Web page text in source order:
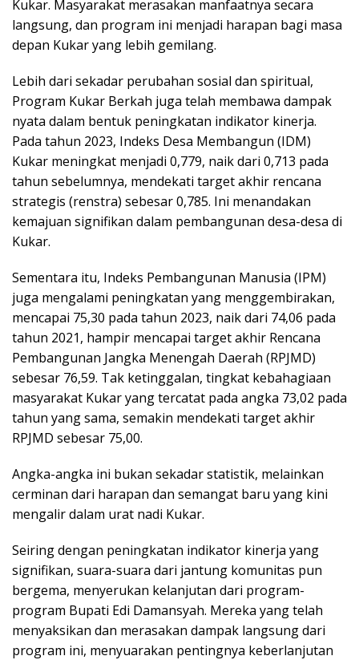
Kukar. Masyarakat merasakan manfaatnya secara
langsung, dan program ini menjadi harapan bagi masa
depan Kukar yang lebih gemilang.
Lebih dari sekadar perubahan sosial dan spiritual,
Program Kukar Berkah juga telah membawa dampak
nyata dalam bentuk peningkatan indikator kinerja.
Pada tahun 2023, Indeks Desa Membangun (IDM)
Kukar meningkat menjadi 0,779, naik dari 0,713 pada
tahun sebelumnya, mendekati target akhir rencana
strategis (renstra) sebesar 0,785. Ini menandakan
kemajuan signifikan dalam pembangunan desa-desa di
Kukar.
Sementara itu, Indeks Pembangunan Manusia (IPM)
juga mengalami peningkatan yang menggembirakan,
mencapai 75,30 pada tahun 2023, naik dari 74,06 pada
tahun 2021, hampir mencapai target akhir Rencana
Pembangunan Jangka Menengah Daerah (RPJMD)
sebesar 76,59. Tak ketinggalan, tingkat kebahagiaan
masyarakat Kukar yang tercatat pada angka 73,02 pada
tahun yang sama, semakin mendekati target akhir
RPJMD sebesar 75,00.
Angka-angka ini bukan sekadar statistik, melainkan
cerminan dari harapan dan semangat baru yang kini
mengalir dalam urat nadi Kukar.
Seiring dengan peningkatan indikator kinerja yang
signifikan, suara-suara dari jantung komunitas pun
bergema, menyerukan kelanjutan dari program-
program Bupati Edi Damansyah. Mereka yang telah
menyaksikan dan merasakan dampak langsung dari
program ini, menyuarakan pentingnya keberlanjutan